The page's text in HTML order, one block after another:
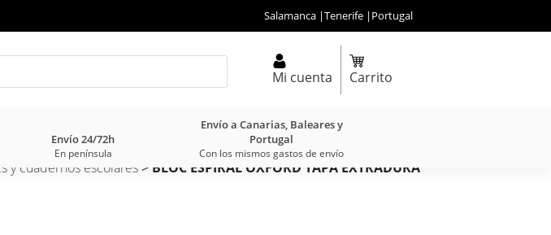
Salamanca |Tenerife | Portugal
Mi cuenta Carrito
Envío 24/72h
En península
Envío a Canarias, Baleares y
Portugal
Con los mismos gastos de envío
y cuadernos escolares> BLOC ESPIRAL OXFORD TAPA EXTRADURA